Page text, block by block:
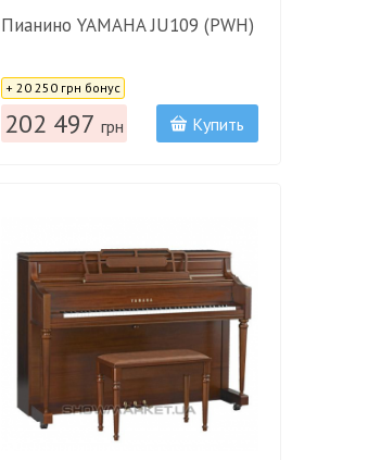
Пианино YAMAHA JU109 (PWH)
Цена:
+ 20 250 грн бонус
202 497 грн Купить